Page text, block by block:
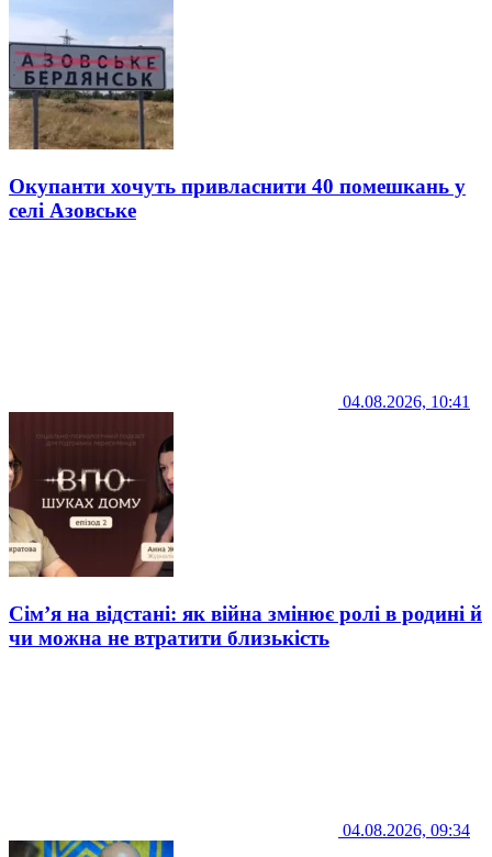
Окупанти хочуть привласнити 40 помешкань у
селі Азовське
04.08.2026, 10:41
Сім’я на відстані: як війна змінює ролі в родині й
чи можна не втратити близькість
04.08.2026, 09:34